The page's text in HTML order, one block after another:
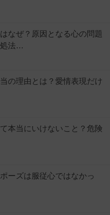
なぜ？原因となる心の問題
処法…
の理由とは？愛情表現だけ
本当にいけないこと？危険
ーズは服従心ではなかっ